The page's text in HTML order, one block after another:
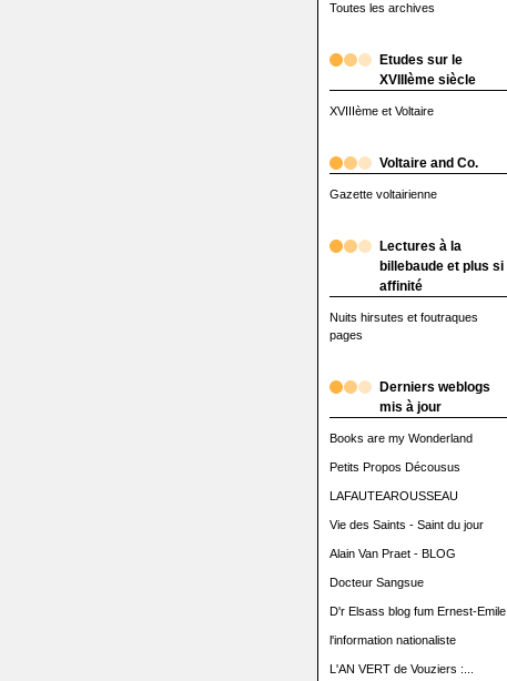
Toutes les archives
Etudes sur le
XVIIIème siècle
XVIIIème et Voltaire
Voltaire and Co.
Gazette voltairienne
Lectures à la
billebaude et plus si
affinité
Nuits hirsutes et foutraques
pages
Derniers weblogs
mis à jour
Books are my Wonderland
Petits Propos Décousus
LAFAUTEAROUSSEAU
Vie des Saints - Saint du jour
Alain Van Praet - BLOG
Docteur Sangsue
D'r Elsass blog fum Ernest-Emile
l'information nationaliste
L'AN VERT de Vouziers :...